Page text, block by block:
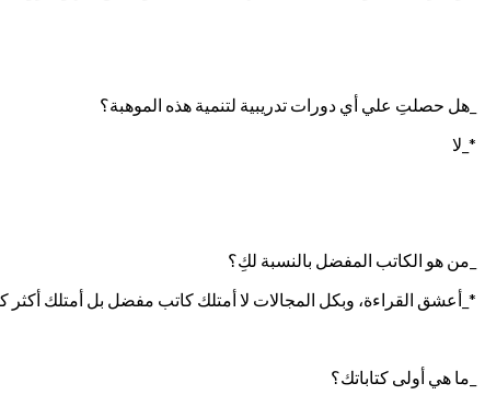
_هل حصلتِ علي أي دورات تدريبية لتنمية هذه الموهبة؟
*_لا
_من هو الكاتب المفضل بالنسبة لكِ؟
*_أعشق القراءة، وبكل المجالات لا أمتلك كاتب مفضل بل أمتلك
_ما هي أولى كتاباتك؟